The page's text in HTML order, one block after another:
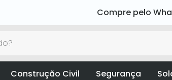
Compre pelo
Construção Civil Segurança